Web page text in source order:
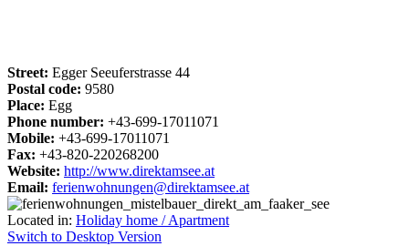
Street: Egger Seeuferstrasse 44
Postal code: 9580
Place: Egg
Phone number: +43-699-17011071
Mobile: +43-699-17011071
Fax: +43-820-220268200
Website: http://www.direktamsee.at
Email: ferienwohnungen@direktamsee.at
Located in: Holiday home / Apartment
Switch to Desktop Version